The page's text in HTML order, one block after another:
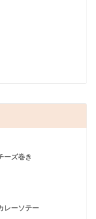
ーズ巻き
レーソテー